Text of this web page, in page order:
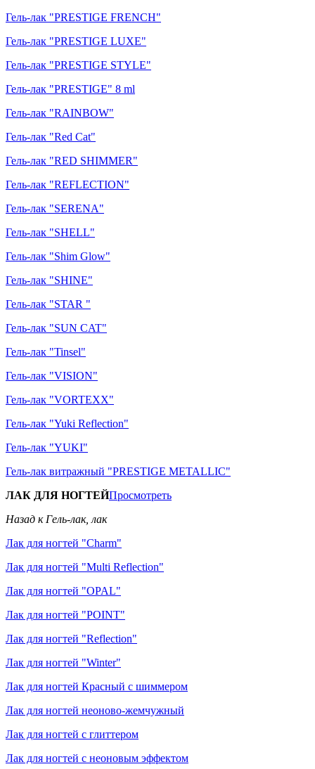
Гель-лак "PRESTIGE FRENCH"
Гель-лак "PRESTIGE LUXE"
Гель-лак "PRESTIGE STYLE"
Гель-лак "PRESTIGE" 8 ml
Гель-лак "RAINBOW"
Гель-лак "Red Cat"
Гель-лак "RED SHIMMER"
Гель-лак "REFLECTION"
Гель-лак "SERENA"
Гель-лак "SHELL"
Гель-лак "Shim Glow"
Гель-лак "SHINE"
Гель-лак "STAR "
Гель-лак "SUN CAT"
Гель-лак "Tinsel"
Гель-лак "VISION"
Гель-лак "VORTEXX"
Гель-лак "Yuki Reflection"
Гель-лак "YUKI"
Гель-лак витражный "PRESTIGE METALLIC"
ЛАК ДЛЯ НОГТЕЙПросмотреть
Назад к Гель-лак, лак
Лак для ногтей "Charm"
Лак для ногтей "Multi Reflection"
Лак для ногтей "OPAL"
Лак для ногтей "POINT"
Лак для ногтей "Reflection"
Лак для ногтей "Winter"
Лак для ногтей Красный с шиммером
Лак для ногтей неоново-жемчужный
Лак для ногтей с глиттером
Лак для ногтей с неоновым эффектом